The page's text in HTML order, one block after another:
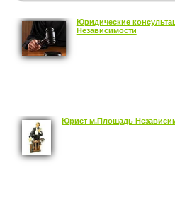
Юридические
Независимости
Юрист м.Площадь